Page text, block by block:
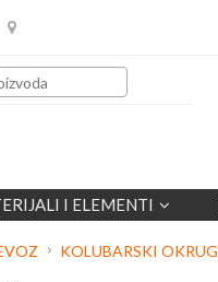
I ELEMENTI
KOLUBARSKI OKRUG